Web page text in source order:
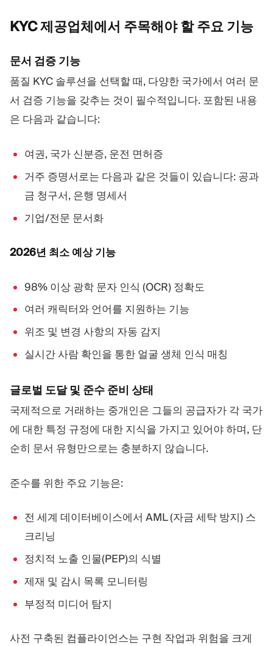
KYC 제공업체에서 주목해야 할 주요 기능
문서 검증 기능
품질 KYC 솔루션을 선택할 때, 다양한 국가에서 여러 문
서 검증 기능을 갖추는 것이 필수적입니다. 포함된 내용
은 다음과 같습니다:
여권, 국가 신분증, 운전 면허증
거주 증명서로는 다음과 같은 것들이 있습니다: 공과
금 청구서, 은행 명세서
기업/전문 문서화
2026년 최소 예상 기능
98% 이상 광학 문자 인식 (OCR) 정확도
여러 캐릭터와 언어를 지원하는 기능
위조 및 변경 사항의 자동 감지
실시간 사람 확인을 통한 얼굴 생체 인식 매칭
글로벌 도달 및 준수 준비 상태
국제적으로 거래하는 중개인은 그들의 공급자가 각 국가
에 대한 특정 규정에 대한 지식을 가지고 있어야 하며, 단
순히 문서 유형만으로는 충분하지 않습니다.
준수를 위한 주요 기능은:
전 세계 데이터베이스에서 AML (자금 세탁 방지) 스
크리닝
정치적 노출 인물(PEP)의 식별
제재 및 감시 목록 모니터링
부정적 미디어 탐지
사전 구축된 컴플라이언스는 구현 작업과 위험을 크게